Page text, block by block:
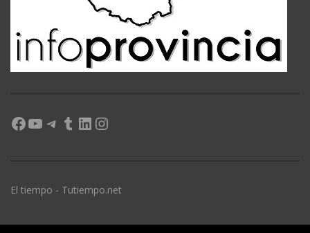
Facebook
YouTube
Telegram
Tumblr
LinkedIn
Instagram
El tiempo - Tutiempo.net